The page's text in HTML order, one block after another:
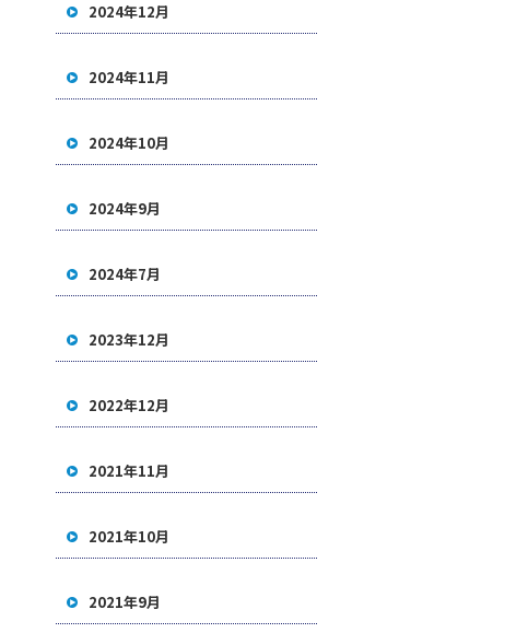
2024年12月
2024年11月
2024年10月
2024年9月
2024年7月
2023年12月
2022年12月
2021年11月
2021年10月
2021年9月